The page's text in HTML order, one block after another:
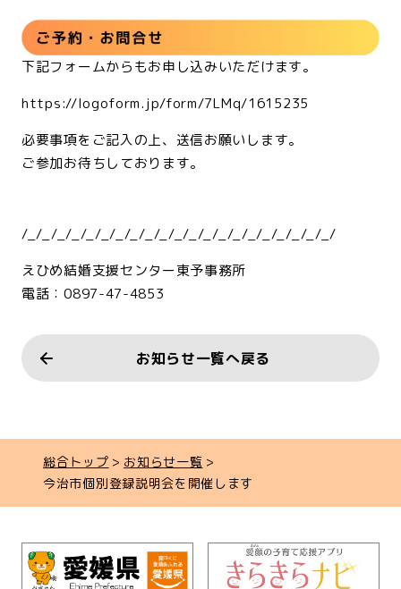
下記フォームからもお申し込みいただけます。
https://logoform.jp/form/7LMq/1615235
必要事項をご記入の上、送信お願いします。
ご参加お待ちしております。
/_/_/_/_/_/_/_/_/_/_/_/_/_/_/_/_/_/_/_/_/_/
えひめ結婚支援センター東予事務所
電話：0897-47-4853
お知らせ一覧へ戻る
総合トップ
お知らせ一覧
今治市個別登録説明会を開催します